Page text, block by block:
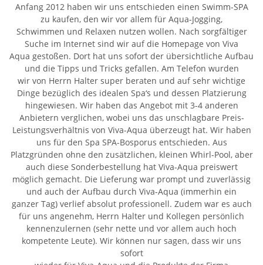
Anfang 2012 haben wir uns entschieden einen Swimm-SPA
zu kaufen, den wir vor allem für Aqua-Jogging,
Schwimmen und Relaxen nutzen wollen. Nach sorgfältiger
Suche im Internet sind wir auf die Homepage von Viva
Aqua gestoßen. Dort hat uns sofort der übersichtliche Aufbau
und die Tipps und Tricks gefallen. Am Telefon wurden
wir von Herrn Halter super beraten und auf sehr wichtige
Dinge bezüglich des idealen Spa‘s und dessen Platzierung
hingewiesen. Wir haben das Angebot mit 3-4 anderen
Anbietern verglichen, wobei uns das unschlagbare Preis-
Leistungsverhältnis von Viva-Aqua überzeugt hat. Wir haben
uns für den Spa SPA-Bosporus entschieden. Aus
Platzgründen ohne den zusätzlichen, kleinen Whirl-Pool, aber
auch diese Sonderbestellung hat Viva-Aqua preiswert
möglich gemacht. Die Lieferung war prompt und zuverlässig
und auch der Aufbau durch Viva-Aqua (immerhin ein
ganzer Tag) verlief absolut professionell. Zudem war es auch
für uns angenehm, Herrn Halter und Kollegen persönlich
kennenzulernen (sehr nette und vor allem auch hoch
kompetente Leute). Wir können nur sagen, dass wir uns
sofort